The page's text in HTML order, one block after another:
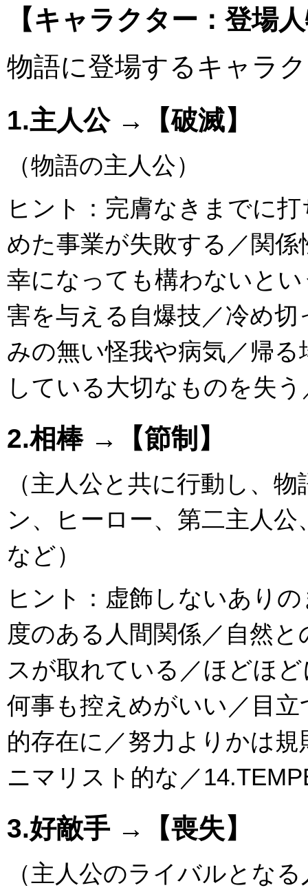
【キャラクター：登場
物語に登場するキャラ
1.主人公 →【破滅】
（物語の主人公）
ヒント：完膚なきまでに
めた事業が失敗する／関
幸になっても構わないと
害を与える自爆技／冷め
みの無い怪我や病気／帰
している大切なものを失
2.相棒 →【節制】
（主人公と共に行動し、
ン、ヒーロー、第二主人
など）
ヒント：虚飾しないあり
度のある人間関係／自然
スが取れている／ほどほ
何事も控えめがいい／目
的存在に／努力よりかは
ニマリスト的な／
3.好敵手 →【喪失】
（主人公のライバルとな